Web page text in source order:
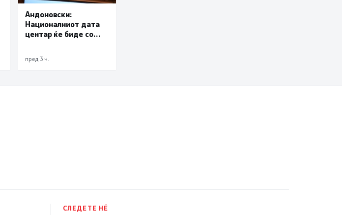
Андоновски:
Националниот дата
центар ќе биде со
исклучиво за
пред 3 ч.
СЛЕДЕТЕ НÉ